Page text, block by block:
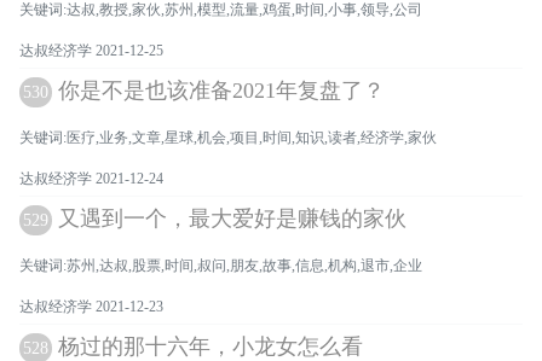
关键词:达叔,教授,家伙,苏州,模型,流量,鸡蛋,时间,小事,领导,公司
达叔经济学 2021-12-25
530 你是不是也该准备2021年复盘了？
关键词:医疗,业务,文章,星球,机会,项目,时间,知识,读者,经济学,家伙
达叔经济学 2021-12-24
529 又遇到一个，最大爱好是赚钱的家伙
关键词:苏州,达叔,股票,时间,叔问,朋友,故事,信息,机构,退市,企业
达叔经济学 2021-12-23
528 杨过的那十六年，小龙女怎么看